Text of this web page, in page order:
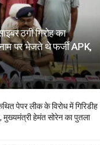
ठगी गिरोह का
पर भेजते थे फर्जी APK,
पेपर लीक के विरोध में गिरिडीह
मुख्यमंत्री हेमंत सोरेन का पुतला